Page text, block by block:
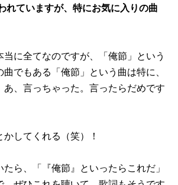
ていますが、特にお気に入りの曲
に全てなのですが、「俺節」という
でもある「俺節」という曲は特に、
、言っちゃった。言ったらだめです
してくれる（笑）！
ら、「『俺節』といったらこれだ」